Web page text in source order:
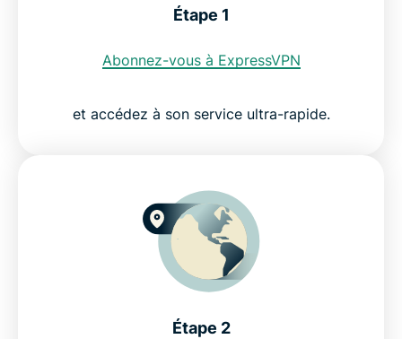
Étape 1
Abonnez-vous à ExpressVPN
et accédez à son service ultra-rapide.
Étape 2